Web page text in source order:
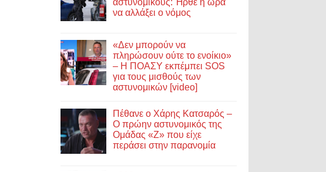
να αλλάξει ο νόμος
«Δεν μπορούν να
πληρώσουν ούτε το ενοίκιο»
– Η ΠΟΑΣΥ εκπέμπει SOS
για τους μισθούς των
αστυνομικών [video]
Πέθανε ο Χάρης Κατσαρός –
Ο πρώην αστυνομικός της
Ομάδας «Ζ» που είχε
περάσει στην παρανομία